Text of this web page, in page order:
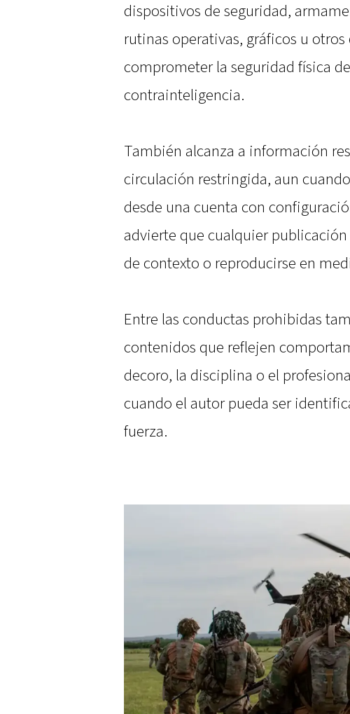
dispositivos de seguridad,
rutinas operativas, gráficos u
comprometer la seguridad física
contrainteligencia.
También alcanza a información
circulación restringida, aun
desde una cuenta con
advierte que cualquier
de contexto o reproducirse en
Entre las conductas prohibidas
contenidos que reflejen
decoro, la disciplina o el
cuando el autor pueda ser
fuerza.